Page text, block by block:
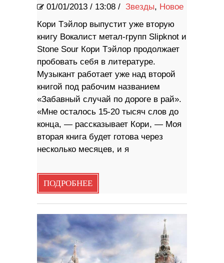
01/01/2013 / 13:08 / Звезды, Новое
Кори Тэйлор выпустит уже вторую
книгу Вокалист метал-групп Slipknot и
Stone Sour Кори Тэйлор продолжает
пробовать себя в литературе.
Музыкант работает уже над второй
книгой под рабочим названием
«Забавный случай по дороге в рай».
«Мне осталось 15-20 тысяч слов до
конца, — рассказывает Кори, — Моя
вторая книга будет готова через
несколько месяцев, и я
ПОДРОБНЕЕ